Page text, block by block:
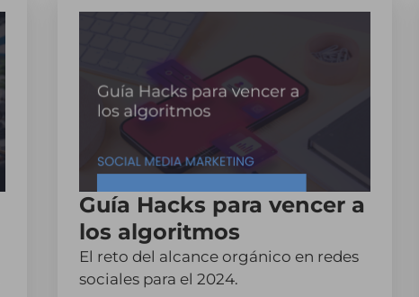
Guía Hacks para vencer a
los algoritmos
El reto del alcance orgánico en redes
sociales para el 2024.